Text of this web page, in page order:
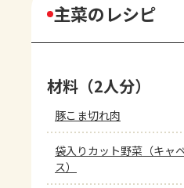
主菜のレシピ
材料（2人分）
豚こま切れ肉
袋入りカット野菜（キャ
ス）